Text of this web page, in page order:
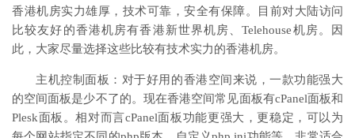
香港机房实力雄厚，技术可靠，安全有保障。目前对大陆访问
比较友好的香港机房有香港新世界机房、Telehouse机房。因
此，大家尽量选择这些比较有技术实力的香港机房。
主机控制面板：对于好用的香港空间来说，一款功能强大
的空间面板是少不了的。现在香港空间常见面板有cPanel面板和
Plesk面板。相对而言cPanel面板功能更强大，更稳定，可以为